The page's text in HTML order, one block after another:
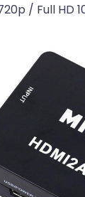
/ Full HD